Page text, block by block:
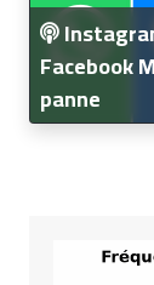
Facebook
panne